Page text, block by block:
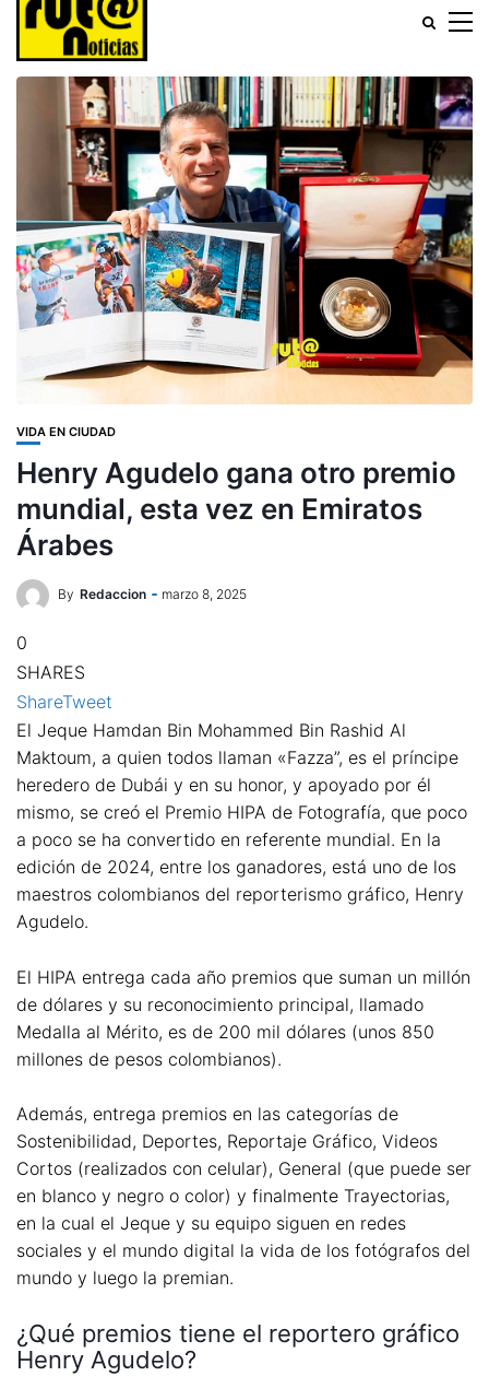
VIDA EN CIUDAD
Henry Agudelo gana otro premio
mundial, esta vez en Emiratos
Árabes
By Redaccion marzo 8, 2025
0
SHARES
ShareTweet
El Jeque Hamdan Bin Mohammed Bin Rashid Al
Maktoum, a quien todos llaman «Fazza”, es el príncipe
heredero de Dubái y en su honor, y apoyado por él
mismo, se creó el Premio HIPA de Fotografía, que poco
a poco se ha convertido en referente mundial. En la
edición de 2024, entre los ganadores, está uno de los
maestros colombianos del reporterismo gráfico, Henry
Agudelo.
El HIPA entrega cada año premios que suman un millón
de dólares y su reconocimiento principal, llamado
Medalla al Mérito, es de 200 mil dólares (unos 850
millones de pesos colombianos).
Además, entrega premios en las categorías de
Sostenibilidad, Deportes, Reportaje Gráfico, Videos
Cortos (realizados con celular), General (que puede ser
en blanco y negro o color) y finalmente Trayectorias,
en la cual el Jeque y su equipo siguen en redes
sociales y el mundo digital la vida de los fotógrafos del
mundo y luego la premian.
¿Qué premios tiene el reportero gráfico
Henry Agudelo?